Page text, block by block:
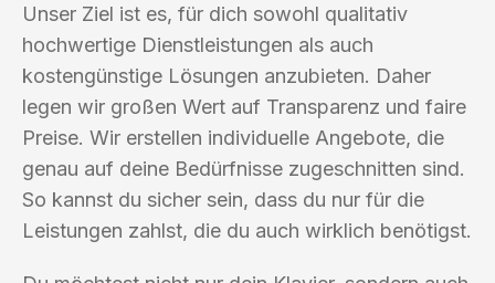
Unser Ziel ist es, für dich sowohl qualitativ
hochwertige Dienstleistungen als auch
kostengünstige Lösungen anzubieten. Daher
legen wir großen Wert auf Transparenz und faire
Preise. Wir erstellen individuelle Angebote, die
genau auf deine Bedürfnisse zugeschnitten sind.
So kannst du sicher sein, dass du nur für die
Leistungen zahlst, die du auch wirklich benötigst.